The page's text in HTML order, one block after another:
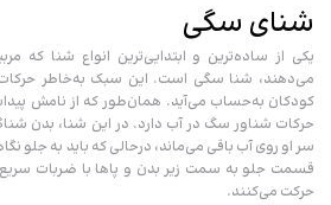
شنای سگی
یکی از ساده‌ترین و ابتدایی‌ترین انواع شنا که
می‌دهند، شنا سگی است. این سبک به‌خاطر حرکات
کودکان به‌حساب می‌آید. همان‌طور که از نامش
حرکات شناور سگ در آب دارد. در این شنا، بدن
سر او روی آب باقی می‌ماند، در‌حالی‌ که باید به جلو
قسمت جلو به سمت زیر بدن و پاها با ضربات سریع
حرکت می‌کنند.